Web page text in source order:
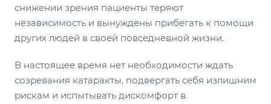
снижении зрения пациенты теряют
независимость и вынуждены прибегать к помощи
других людей в своей повседневной жизни.
В настоящее время нет необходимости ждать
созревания катаракты, подвергать себя излишним
рискам и испытывать дискомфорт в